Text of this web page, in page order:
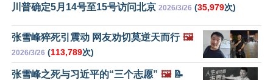
川普确定5月14号至15号访问北京 2026/3/26 (35,979次)
张雪峰猝死引震动 网友劝切莫逆天而行 🖼️
2026/3/26 (113,789次)
张雪峰之死与习近平的“三个志愿” 🖼️📝